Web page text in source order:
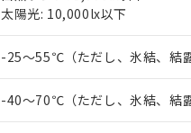
太陽光: 10,000lx以下
-25～55℃（ただし、氷結、結
-40～70℃（ただし、氷結、結
くものです。
当社制御機
在庫状況お
のであり、
い。
鉛(Pb) 1000ppm以下、
フタル酸ビス(2-エチル
ル（DBP） 1000ppm
但し、RoHS指令で産
フタル酸エステル類の
「－」：未確認で
*中国RoHS10物質の基
Pb(鉛) :1000ppm、 Hg(
Cr(Ⅵ)(六価クロム) :
DEHP(フタル酸ビス(2-
う）を輸出
などの必要
当社は規制
ます。
当社は貴社
号
○ 一定数